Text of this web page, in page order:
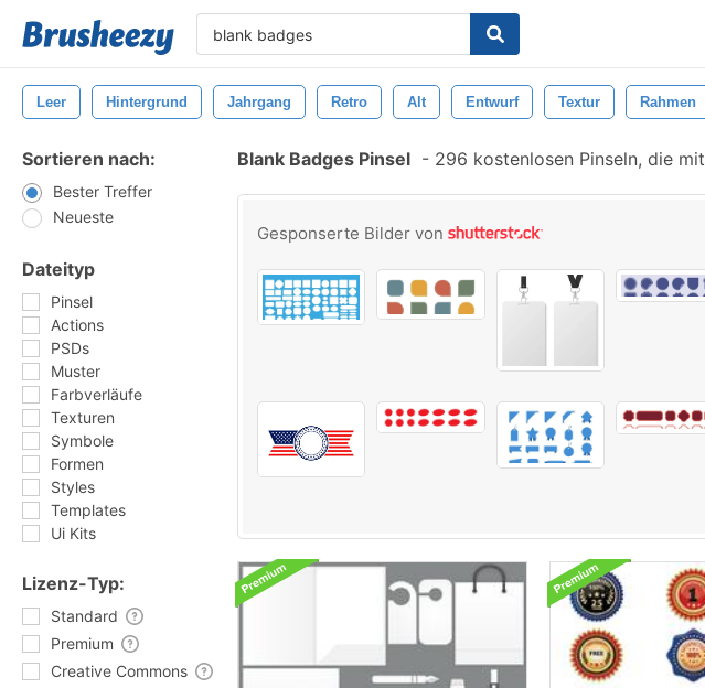
Leer Hintergrund Jahrgang Retro Alt Entwurf Textur Rahmen
Sortieren nach:
Bester Treffer
Neueste
Dateityp
Pinsel
Actions
PSDs
Muster
Farbverläufe
Texturen
Symbole
Formen
Styles
Templates
Ui Kits
Lizenz-Typ:
Standard
Premium
Creative Commons
Blank Badges Pinsel - 296 kostenlosen Pinseln, die mit
Gesponserte Bilder von